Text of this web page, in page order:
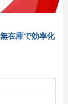
在庫で効率化